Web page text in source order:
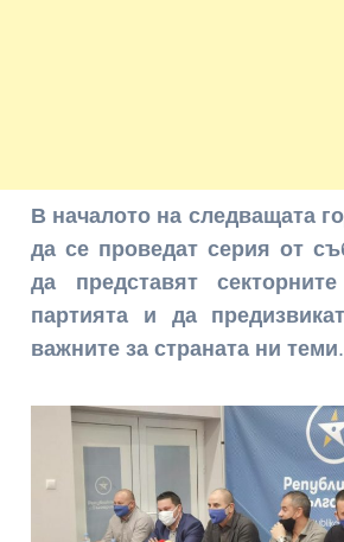
В началото на следващата
да се проведат серия от
да представят
партията и да
важните за страната ни теми.